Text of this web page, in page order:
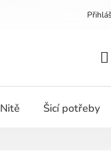
Nitě Šicí potřeby